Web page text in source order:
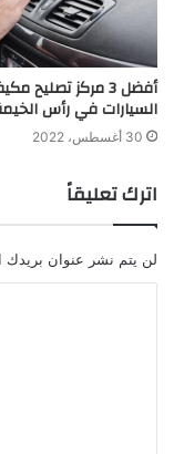
أفضل 3 مركز تصليح
السيارات في رأس
30 أغسطس، 2022
اترك تعليقاً
لن يتم نشر عنوان بريدك